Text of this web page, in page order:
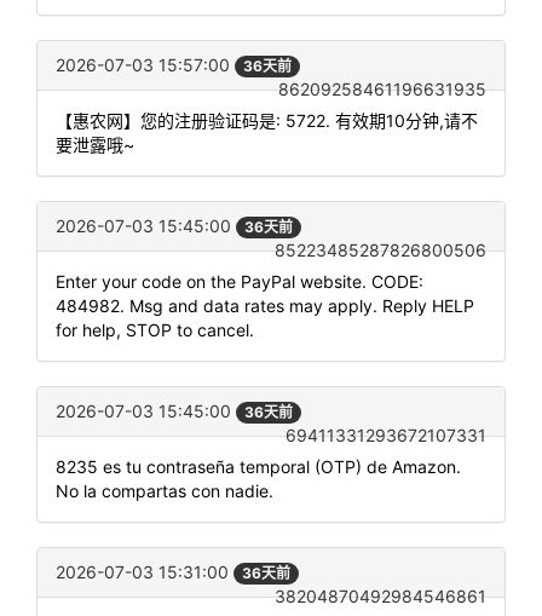
2026-07-03 15:57:00 36天前
86209258461196631935
【惠农网】您的注册验证码是: 5722. 有效期10分钟,请不
要泄露哦~
2026-07-03 15:45:00 36天前
85223485287826800506
Enter your code on the PayPal website. CODE:
484982. Msg and data rates may apply. Reply HELP
for help, STOP to cancel.
2026-07-03 15:45:00 36天前
69411331293672107331
8235 es tu contraseña temporal (OTP) de Amazon.
No la compartas con nadie.
2026-07-03 15:31:00 36天前
38204870492984546861